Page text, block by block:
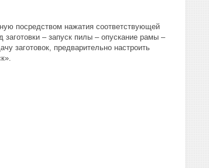
посредством нажатия соответствующей
заготовки – запуск пилы – опускание рамы –
заготовок, предварительно настроить